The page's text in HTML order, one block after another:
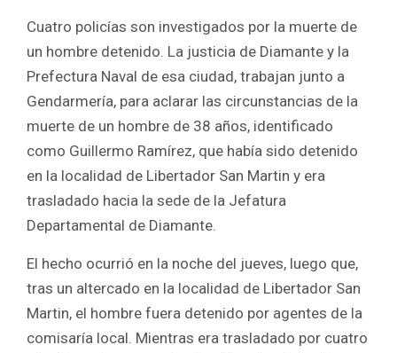
ce
b
o
o
k
tt
er
at
s
A
p
p
ar
e
Cuatro policías son investigados por la muerte de
un hombre detenido. La justicia de Diamante y la
Prefectura Naval de esa ciudad, trabajan junto a
Gendarmería, para aclarar las circunstancias de la
muerte de un hombre de 38 años, identificado
como Guillermo Ramírez, que había sido detenido
en la localidad de Libertador San Martin y era
trasladado hacia la sede de la Jefatura
Departamental de Diamante.
El hecho ocurrió en la noche del jueves, luego que,
tras un altercado en la localidad de Libertador San
Martin, el hombre fuera detenido por agentes de la
comisaría local. Mientras era trasladado por cuatro